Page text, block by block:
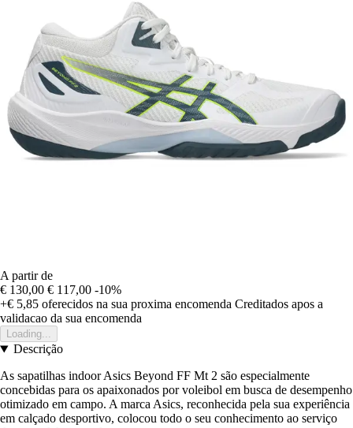
A partir de
€ 130,00 € 117,00 -10%
+€ 5,85 oferecidos na sua proxima encomenda Creditados apos a
validacao da sua encomenda
Loading...
Descrição
As sapatilhas indoor Asics Beyond FF Mt 2 são especialmente
concebidas para os apaixonados por voleibol em busca de desempenho
otimizado em campo. A marca Asics, reconhecida pela sua experiência
em calçado desportivo, colocou todo o seu conhecimento ao serviço